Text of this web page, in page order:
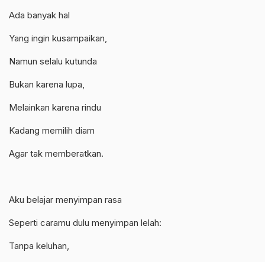
Ada banyak hal
Yang ingin kusampaikan,
Namun selalu kutunda
Bukan karena lupa,
Melainkan karena rindu
Kadang memilih diam
Agar tak memberatkan.
Aku belajar menyimpan rasa
Seperti caramu dulu menyimpan lelah:
Tanpa keluhan,